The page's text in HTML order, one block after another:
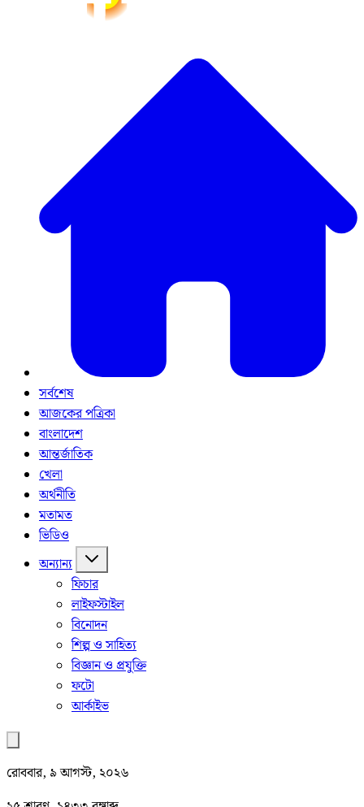
সর্বশেষ
আজকের পত্রিকা
বাংলাদেশ
আন্তর্জাতিক
খেলা
অর্থনীতি
মতামত
ভিডিও
অন্যান্য
ফিচার
লাইফস্টাইল
বিনোদন
শিল্প ও সাহিত্য
বিজ্ঞান ও প্রযুক্তি
ফটো
আর্কাইভ
রোববার, ৯ আগস্ট, ২০২৬